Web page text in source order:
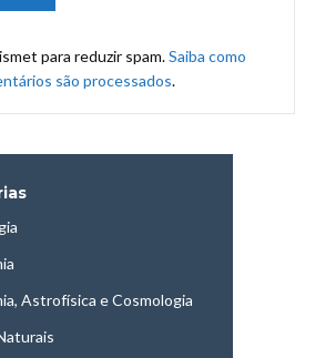
para reduzir spam.Saiba como
são processados.
Astrofísica e Cosmologia